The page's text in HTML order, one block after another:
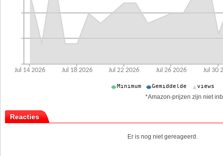
*Amazon-prijzen zijn niet
Reacties
Er is nog niet gereageerd.